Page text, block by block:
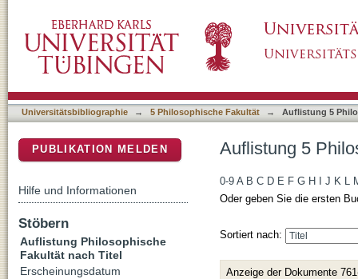
Universitätsbibliographie → 5 Philosophische Fakultät → Auflistung 5
Auflistung 5
0-9 A B C D E F G H J K L
Oder geben Sie die ersten
Sortiert nach:
Anzeige der Dokumente
PUBLIKATION MELDEN
Hilfe und Informationen
Stöbern
Auflistung Philosophische
Fakultät nach Titel
Erscheinungsdatum